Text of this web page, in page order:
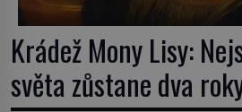
Krádež Mony Lisy:
světa zůstane dva